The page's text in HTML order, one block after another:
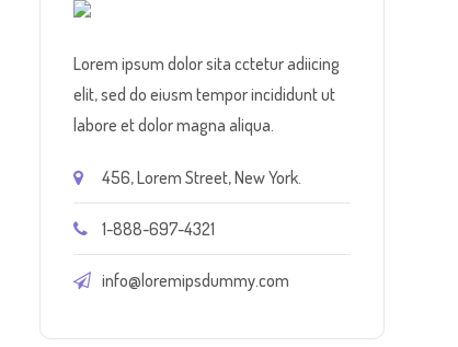
Lorem ipsum dolor sita cctetur adiicing
elit, sed do eiusm tempor incididunt ut
labore et dolor magna aliqua.
456, Lorem Street, New York.
1-888-697-4321
info@loremipsdummy.com